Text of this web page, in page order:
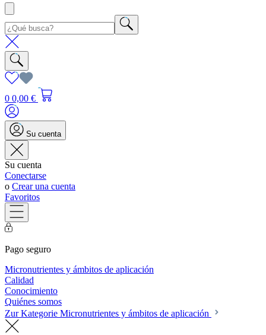
0 0,00 €
Su cuenta
Su cuenta
Conectarse
o Crear una cuenta
Favoritos
Pago seguro
Micronutrientes y ámbitos de aplicación
Calidad
Conocimiento
Quiénes somos
Zur Kategorie Micronutrientes y ámbitos de aplicación